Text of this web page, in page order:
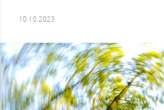
10.10.2023